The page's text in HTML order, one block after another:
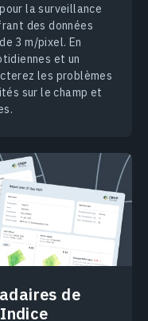
la surveillance
des données
3 m/pixel. En
et un
les problèmes
sur le champ et
de